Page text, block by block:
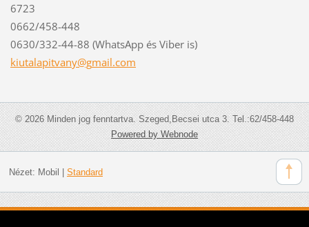
6723
0662/458-448
0630/332-44-88 (WhatsApp és Viber is)
kiutalapitvany@gmail.com
© 2026 Minden jog fenntartva. Szeged,Becsei utca 3. Tel.:62/458-448
Powered by Webnode
Nézet: Mobil Standard